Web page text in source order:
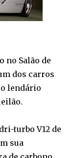
no Salão de
dos carros
o lendário
turbo V12 de
sua